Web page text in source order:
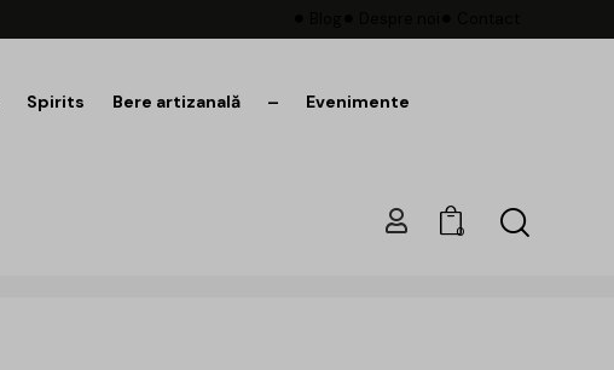
Spirits Bere artizanală – Evenimente
0